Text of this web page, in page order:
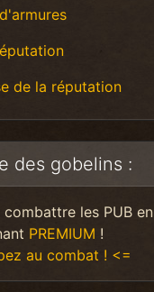
de la réputation
des gobelins :
les PUB en
PREMIUM !
au combat ! <=